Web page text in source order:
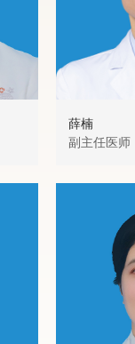
薛楠
副主任医师